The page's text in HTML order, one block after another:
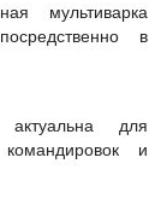
мультиварка
в
для
и